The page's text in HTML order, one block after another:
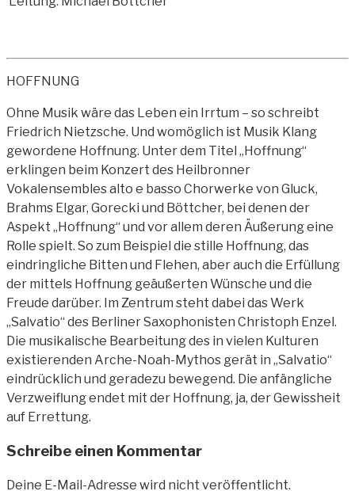
HOFFNUNG
Ohne Musik wäre das Leben ein Irrtum – so schreibt
Friedrich Nietzsche. Und womöglich ist Musik Klang
gewordene Hoffnung. Unter dem Titel „Hoffnung“
erklingen beim Konzert des Heilbronner
Vokalensembles alto e basso Chorwerke von Gluck,
Brahms Elgar, Gorecki und Böttcher, bei denen der
Aspekt „Hoffnung“ und vor allem deren Äußerung eine
Rolle spielt. So zum Beispiel die stille Hoffnung, das
eindringliche Bitten und Flehen, aber auch die Erfüllung
der mittels Hoffnung geäußerten Wünsche und die
Freude darüber. Im Zentrum steht dabei das Werk
„Salvatio“ des Berliner Saxophonisten Christoph Enzel.
Die musikalische Bearbeitung des in vielen Kulturen
existierenden Arche-Noah-Mythos gerät in „Salvatio“
eindrücklich und geradezu bewegend. Die anfängliche
Verzweiflung endet mit der Hoffnung, ja, der Gewissheit
auf Errettung.
Schreibe einen Kommentar
Deine E-Mail-Adresse wird nicht veröffentlicht.